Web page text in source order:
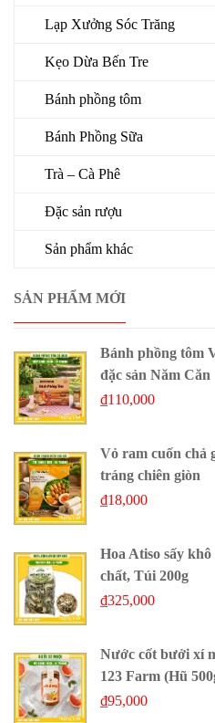
Lạp Xưởng Sóc Trăng
Kẹo Dừa Bến Tre
Bánh phồng tôm
Bánh Phồng Sữa
Trà – Cà Phê
Đặc sản rượu
Sản phẩm khác
SẢN PHẨM MỚI
Bánh phồng tôm
đặc sản Năm Căn
₫110,000
Vỏ ram cuốn chả
tráng chiên giòn
₫18,000
Hoa Atiso sấy
chất, Túi 200g
₫325,000
Nước cốt bưởi xí
123 Farm (Hũ
₫95,000